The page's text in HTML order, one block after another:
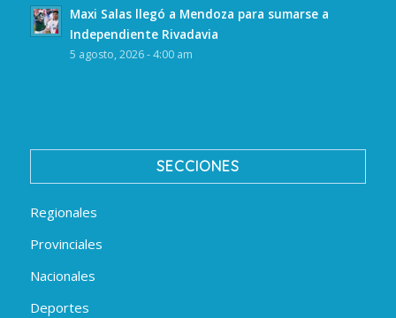
Maxi Salas llegó a Mendoza para sumarse a
Independiente Rivadavia
5 agosto, 2026 - 4:00 am
SECCIONES
Regionales
Provinciales
Nacionales
Deportes